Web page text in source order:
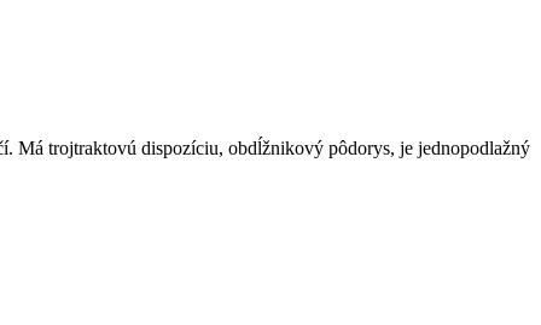
Má trojtraktovú dispozíciu, obdĺžnikový pôdorys, je jednopodlažný